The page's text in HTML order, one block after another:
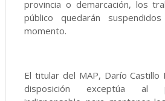
provincia o demarcación, los
público quedarán
momento.
El titular del MAP, Darío Castillo
disposición exceptúa al